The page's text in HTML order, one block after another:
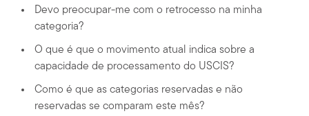
Devo preocupar-me com o retrocesso na minha
categoria?
O que é que o movimento atual indica sobre a
capacidade de processamento do USCIS?
Como é que as categorias reservadas e não
reservadas se comparam este mês?